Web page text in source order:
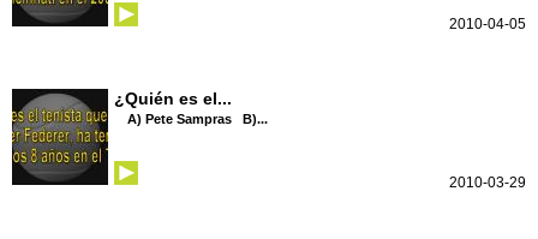
2010-04-05
¿Quién es el...
A) Pete Sampras B)...
2010-03-29